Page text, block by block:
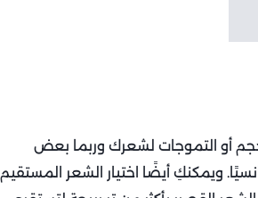
أو التموجات لشعرك وربما بعض
ويمكنكِ أيضًا اختيار الشعر المستقيم